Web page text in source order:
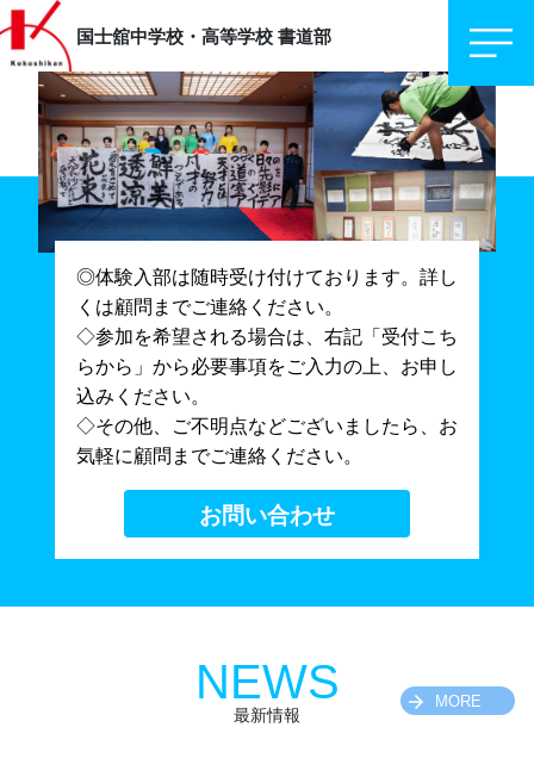
国士舘中学校・高等学校 書道部
◎体験入部は随時受け付けております。詳し
くは顧問までご連絡ください。
◇参加を希望される場合は、右記「受付こち
らから」から必要事項をご入力の上、お申し
込みください。
◇その他、ご不明点などございましたら、お
気軽に顧問までご連絡ください。
お問い合わせ
最新情報
NEWS MORE